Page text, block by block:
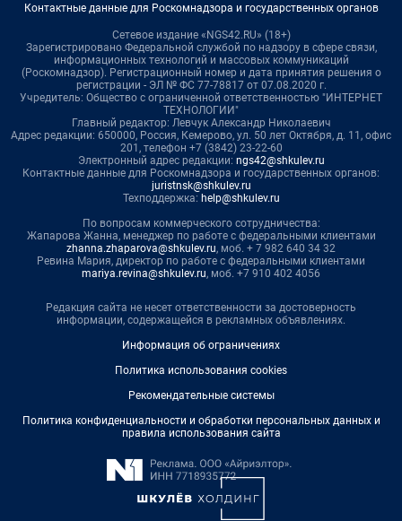
Контактные данные для Роскомнадзора и государственных органов
Сетевое издание «NGS42.RU» (18+)
Зарегистрировано Федеральной службой по надзору в сфере связи,
информационных технологий и массовых коммуникаций
(Роскомнадзор). Регистрационный номер и дата принятия решения о
регистрации - ЭЛ № ФС 77-78817 от 07.08.2020 г.
Учредитель: Общество с ограниченной ответственностью "ИНТЕРНЕТ
ТЕХНОЛОГИИ"
Главный редактор: Левчук Александр Николаевич
Адрес редакции: 650000, Россия, Кемерово, ул. 50 лет Октября, д. 11, офис
201, телефон +7 (3842) 23-22-60
Электронный адрес редакции: ngs42@shkulev.ru
Контактные данные для Роскомнадзора и государственных органов:
juristnsk@shkulev.ru
Техподдержка: help@shkulev.ru
По вопросам коммерческого сотрудничества:
Жапарова Жанна, менеджер по работе с федеральными клиентами
zhanna.zhaparova@shkulev.ru, моб. + 7 982 640 34 32
Ревина Мария, директор по работе с федеральными клиентами
mariya.revina@shkulev.ru, моб. +7 910 402 4056
Редакция сайта не несет ответственности за достоверность
информации, содержащейся в рекламных объявлениях.
Информация об ограничениях
Политика использования cookies
Рекомендательные системы
Политика конфиденциальности и обработки персональных данных и
правила использования сайта